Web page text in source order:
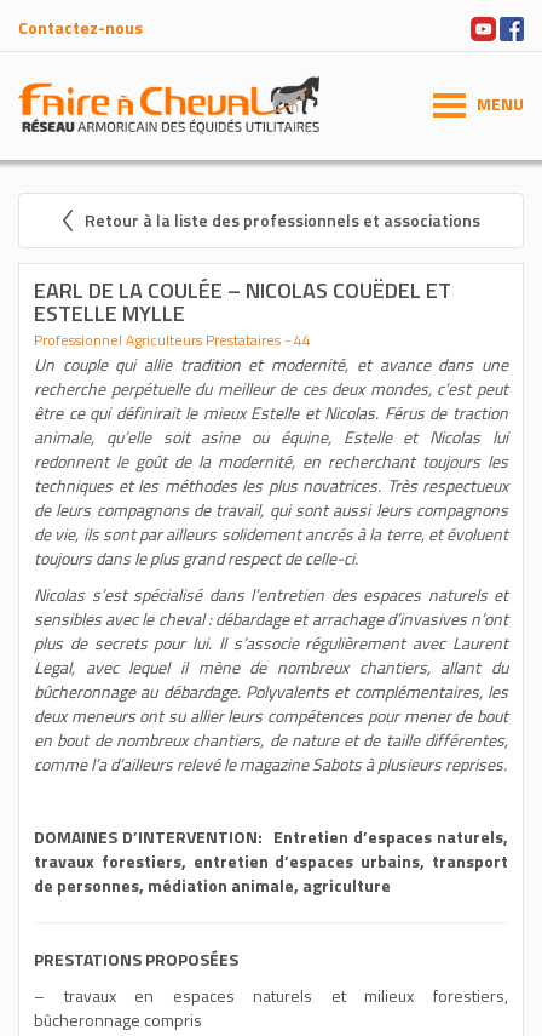
Contactez-nous
MENU
Retour à la liste des professionnels et associations
EARL DE LA COULÉE – NICOLAS COUËDEL ET
ESTELLE MYLLE
Professionnel Agriculteurs Prestataires - 44
Un couple qui allie tradition et modernité, et avance dans une
recherche perpétuelle du meilleur de ces deux mondes, c’est peut
être ce qui définirait le mieux Estelle et Nicolas. Férus de traction
animale, qu’elle soit asine ou équine, Estelle et Nicolas lui
redonnent le goût de la modernité, en recherchant toujours les
techniques et les méthodes les plus novatrices. Très respectueux
de leurs compagnons de travail, qui sont aussi leurs compagnons
de vie, ils sont par ailleurs solidement ancrés à la terre, et évoluent
toujours dans le plus grand respect de celle-ci.
Nicolas s’est spécialisé dans l’entretien des espaces naturels et
sensibles avec le cheval : débardage et arrachage d’invasives n’ont
plus de secrets pour lui. Il s’associe régulièrement avec Laurent
Legal, avec lequel il mène de nombreux chantiers, allant du
bûcheronnage au débardage. Polyvalents et complémentaires, les
deux meneurs ont su allier leurs compétences pour mener de bout
en bout de nombreux chantiers, de nature et de taille différentes,
comme l’a d’ailleurs relevé le magazine Sabots à plusieurs reprises.
DOMAINES D’INTERVENTION: Entretien d’espaces naturels,
travaux forestiers, entretien d’espaces urbains, transport
de personnes, médiation animale, agriculture
PRESTATIONS PROPOSÉES
– travaux en espaces naturels et milieux forestiers,
bûcheronnage compris